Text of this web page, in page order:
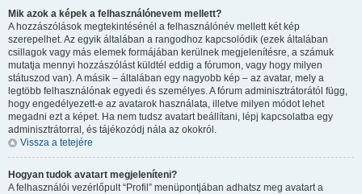
Mik azok a képek a felhasználónevem mellett?
A hozzászólások megtekintésénél a felhasználónév mellett két kép
szerepelhet. Az egyik általában a rangodhoz kapcsolódik (ezek általában
csillagok vagy más elemek formájában kerülnek megjelenítésre, a számuk
mutatja mennyi hozzászólást küldtél eddig a fórumon, vagy hogy milyen
státuszod van). A másik – általában egy nagyobb kép – az avatar, mely a
legtöbb felhasználónak egyedi és személyes. A fórum adminisztrátorától függ,
hogy engedélyezett-e az avatarok használata, illetve milyen módot lehet
megadni ezt a képet. Ha nem tudsz avatart beállítani, lépj kapcsolatba egy
adminisztrátorral, és tájékozódj nála az okokról.
Vissza a tetejére
Hogyan tudok avatart megjeleníteni?
A felhasználói vezérlőpult “Profil” menüpontjában adhatsz meg avatart a